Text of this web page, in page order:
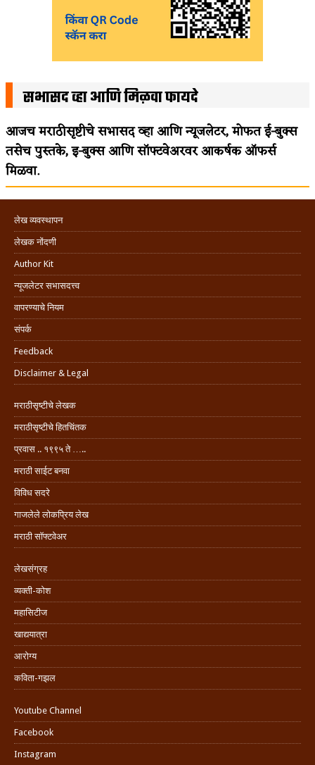
सभासद व्हा आणि मिळवा फायदे
आजच मराठीसृष्टीचे सभासद व्हा आणि न्यूजलेटर, मोफत ई-बुक्स
तसेच पुस्तके, इ-बुक्स आणि सॉफ्टवेअरवर आकर्षक ऑफर्स
मिळवा.
लेख व्यवस्थापन
लेखक नोंदणी
Author Kit
न्यूजलेटर सभासदत्त्व
वापरण्याचे नियम
संपर्क
Feedback
Disclaimer & Legal
मराठीसृष्टीचे लेखक
मराठीसृष्टीचे हितचिंतक
प्रवास .. १९९५ ते …..
मराठी साईट बनवा
विविध सदरे
गाजलेले लोकप्रिय लेख
मराठी सॉफ्टवेअर
लेखसंग्रह
व्यक्ती-कोश
महासिटीज
खाद्ययात्रा
आरोग्य
कविता-गझल
Youtube Channel
Facebook
Instagram